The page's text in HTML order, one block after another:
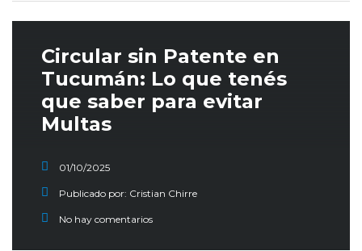
Circular sin Patente en
Tucumán: Lo que tenés
que saber para evitar
Multas
01/10/2025
Publicado por: Cristian Chirre
No hay comentarios